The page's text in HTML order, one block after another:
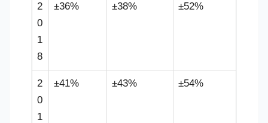
2
0
1
8
±36% ±38% ±52%
2
0
1
±41% ±43% ±54%